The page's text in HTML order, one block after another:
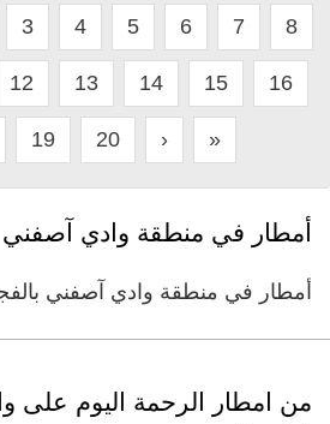
3 4 5 6 7 8
12 13 14 15 16
19 20 › »
أمطار في منطقة وادي آصفني
أمطار في منطقة وادي آصفني
من امطار الرحمة اليوم